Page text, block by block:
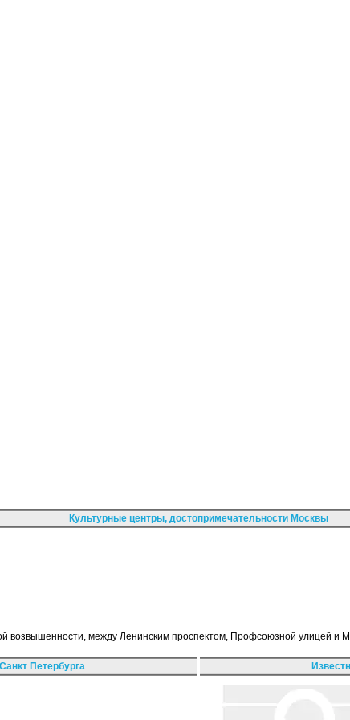
Культурные центры, достопримечательности Москвы
возвышенности, между Ленинским проспектом, Профсоюзной улицей и
Петербурга